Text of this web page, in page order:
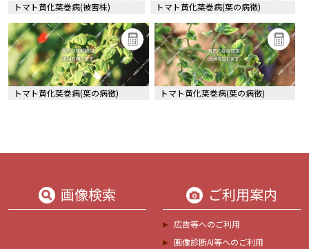
トマト黄化葉巻病(被害株) トマト黄化葉巻病(葉の病徴)
トマト黄化葉巻病(葉の病徴) トマト黄化葉巻病(葉の病徴)
画像検索 ご利用案内
広告等へのご利用
画像診断AI等へのご利用